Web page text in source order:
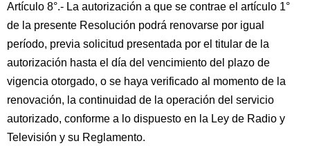
Artículo 8°.- La autorización a que se contrae el artículo 1°
de la presente Resolución podrá renovarse por igual
período, previa solicitud presentada por el titular de la
autorización hasta el día del vencimiento del plazo de
vigencia otorgado, o se haya verificado al momento de la
renovación, la continuidad de la operación del servicio
autorizado, conforme a lo dispuesto en la Ley de Radio y
Televisión y su Reglamento.